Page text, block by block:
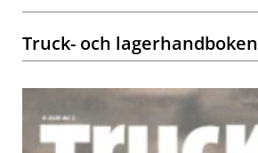
Truck- och lagerhandboken